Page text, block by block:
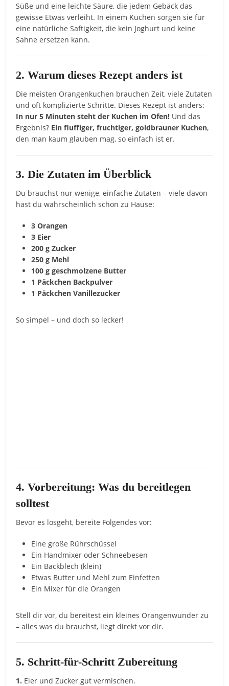
Süße und eine leichte Säure, die jedem Gebäck das
gewisse Etwas verleiht. In einem Kuchen sorgen sie für
eine natürliche Saftigkeit, die kein Joghurt und keine
Sahne ersetzen kann.
2. Warum dieses Rezept anders ist
Die meisten Orangenkuchen brauchen Zeit, viele Zutaten
und oft komplizierte Schritte. Dieses Rezept ist anders:
In nur 5 Minuten steht der Kuchen im Ofen! Und das
Ergebnis? Ein fluffiger, fruchtiger, goldbrauner Kuchen,
den man kaum glauben mag, so einfach ist er.
3. Die Zutaten im Überblick
Du brauchst nur wenige, einfache Zutaten – viele davon
hast du wahrscheinlich schon zu Hause:
3 Orangen
3 Eier
200 g Zucker
250 g Mehl
100 g geschmolzene Butter
1 Päckchen Backpulver
1 Päckchen Vanillezucker
So simpel – und doch so lecker!
4. Vorbereitung: Was du bereitlegen
solltest
Bevor es losgeht, bereite Folgendes vor:
Eine große Rührschüssel
Ein Handmixer oder Schneebesen
Ein Backblech (klein)
Etwas Butter und Mehl zum Einfetten
Ein Mixer für die Orangen
Stell dir vor, du bereitest ein kleines Orangenwunder zu
– alles was du brauchst, liegt direkt vor dir.
5. Schritt-für-Schritt Zubereitung
1. Eier und Zucker gut vermischen.